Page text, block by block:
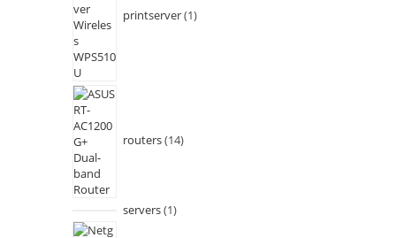
printserver 1
routers 14
servers 1